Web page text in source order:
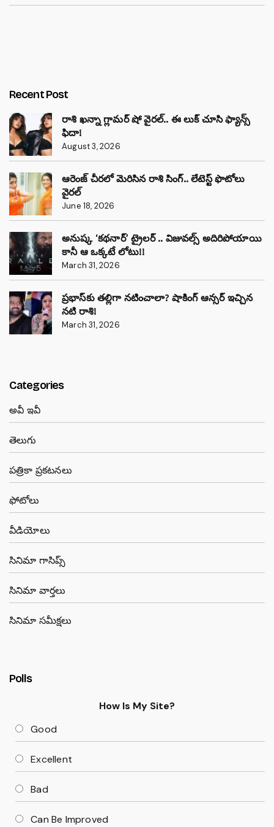
Recent Post
రాశి ఖన్నా గ్లామర్ షో వైరల్.. ఈ లుక్ చూసి ఫ్యాన్స్
ఫిదా!
August 3, 2026
ఆరెంజ్ చీరలో మెరిసిన రాశి సింగ్.. లేటెస్ట్ ఫొటోలు
వైరల్
June 18, 2026
అనుష్క ‘కథనార్’ ట్రైలర్ .. విజువల్స్ అదిరిపోయాయి
కానీ ఆ ఒక్కటే లోటు!!
March 31, 2026
ప్రభాస్‌కు తల్లిగా నటించాలా? షాకింగ్ ఆన్సర్ ఇచ్చిన
నటి రాశి!
March 31, 2026
Categories
అవీ ఇవీ
తెలుగు
పత్రికా ప్రకటనలు
ఫోటోలు
వీడియోలు
సినిమా గాసిప్స్
సినిమా వార్తలు
సినిమా సమీక్షలు
Polls
How Is My Site?
Good
Excellent
Bad
Can Be Improved